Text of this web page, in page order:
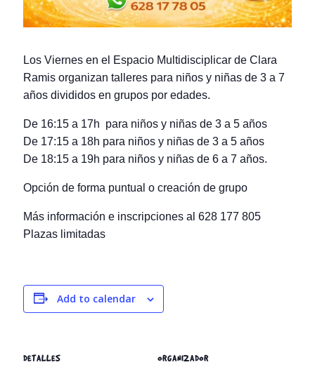
Los Viernes en el Espacio Multidisciplicar de Clara
Ramis organizan talleres para niños y niñas de 3 a 7
años divididos en grupos por edades.
De 16:15 a 17h para niños y niñas de 3 a 5 años
De 17:15 a 18h para niños y niñas de 3 a 5 años
De 18:15 a 19h para niños y niñas de 6 a 7 años.
Opción de forma puntual o creación de grupo
Más información e inscripciones al 628 177 805
Plazas limitadas
Add to calendar
DETALLES ORGANIZADOR